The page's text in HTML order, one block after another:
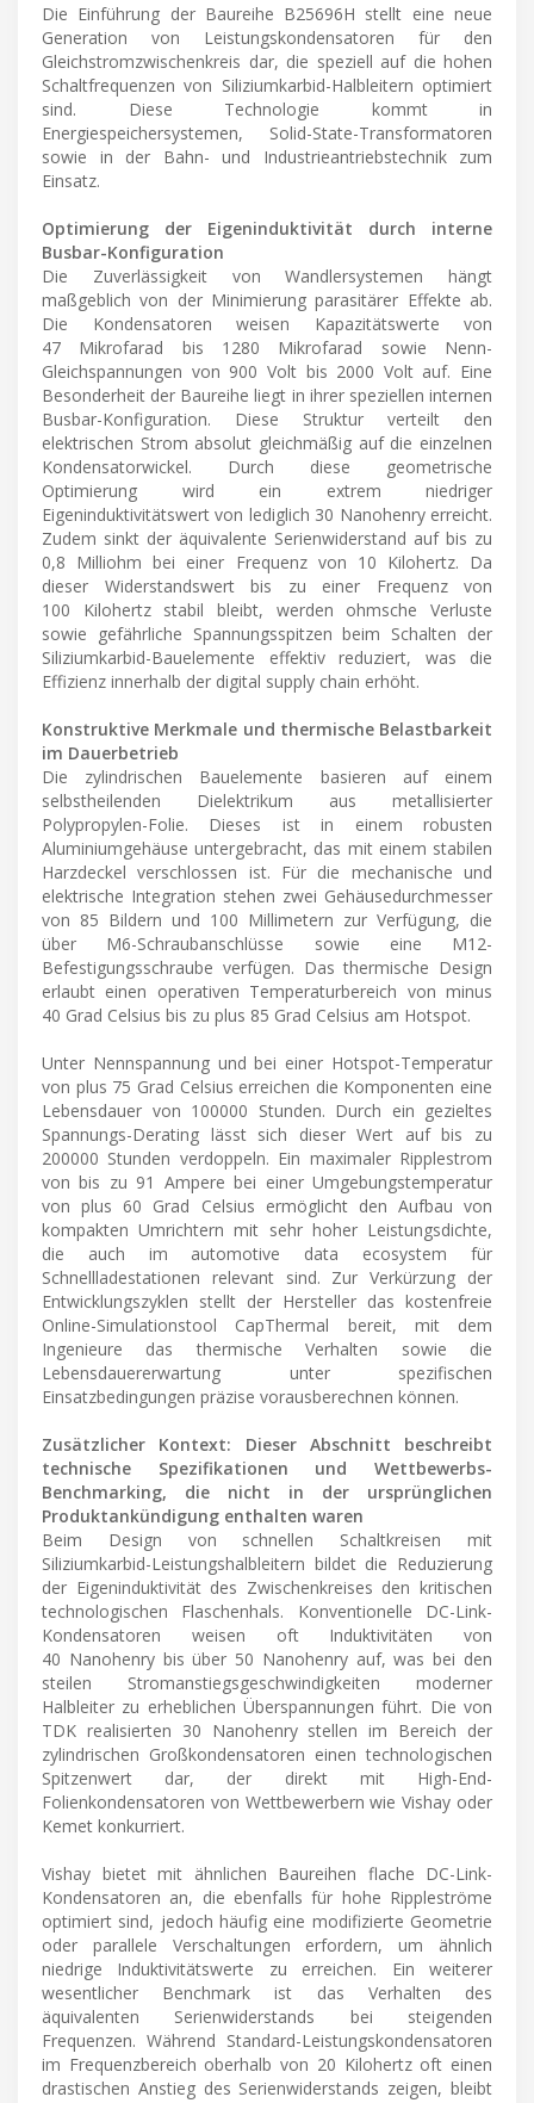
Die Einführung der Baureihe B25696H stellt eine neue
Generation von Leistungskondensatoren für den
Gleichstromzwischenkreis dar, die speziell auf die hohen
Schaltfrequenzen von Siliziumkarbid-Halbleitern optimiert
sind. Diese Technologie kommt in
Energiespeichersystemen, Solid-State-Transformatoren
sowie in der Bahn- und Industrieantriebstechnik zum
Einsatz.
Optimierung der Eigeninduktivität durch interne
Busbar-Konfiguration
Die Zuverlässigkeit von Wandlersystemen hängt
maßgeblich von der Minimierung parasitärer Effekte ab.
Die Kondensatoren weisen Kapazitätswerte von
47 Mikrofarad bis 1280 Mikrofarad sowie Nenn-
Gleichspannungen von 900 Volt bis 2000 Volt auf. Eine
Besonderheit der Baureihe liegt in ihrer speziellen internen
Busbar-Konfiguration. Diese Struktur verteilt den
elektrischen Strom absolut gleichmäßig auf die einzelnen
Kondensatorwickel. Durch diese geometrische
Optimierung wird ein extrem niedriger
Eigeninduktivitätswert von lediglich 30 Nanohenry erreicht.
Zudem sinkt der äquivalente Serienwiderstand auf bis zu
0,8 Milliohm bei einer Frequenz von 10 Kilohertz. Da
dieser Widerstandswert bis zu einer Frequenz von
100 Kilohertz stabil bleibt, werden ohmsche Verluste
sowie gefährliche Spannungsspitzen beim Schalten der
Siliziumkarbid-Bauelemente effektiv reduziert, was die
Effizienz innerhalb der digital supply chain erhöht.
Konstruktive Merkmale und thermische Belastbarkeit
im Dauerbetrieb
Die zylindrischen Bauelemente basieren auf einem
selbstheilenden Dielektrikum aus metallisierter
Polypropylen-Folie. Dieses ist in einem robusten
Aluminiumgehäuse untergebracht, das mit einem stabilen
Harzdeckel verschlossen ist. Für die mechanische und
elektrische Integration stehen zwei Gehäusedurchmesser
von 85 Bildern und 100 Millimetern zur Verfügung, die
über M6-Schraubanschlüsse sowie eine M12-
Befestigungsschraube verfügen. Das thermische Design
erlaubt einen operativen Temperaturbereich von minus
40 Grad Celsius bis zu plus 85 Grad Celsius am Hotspot.
Unter Nennspannung und bei einer Hotspot-Temperatur
von plus 75 Grad Celsius erreichen die Komponenten eine
Lebensdauer von 100000 Stunden. Durch ein gezieltes
Spannungs-Derating lässt sich dieser Wert auf bis zu
200000 Stunden verdoppeln. Ein maximaler Ripplestrom
von bis zu 91 Ampere bei einer Umgebungstemperatur
von plus 60 Grad Celsius ermöglicht den Aufbau von
kompakten Umrichtern mit sehr hoher Leistungsdichte,
die auch im automotive data ecosystem für
Schnellladestationen relevant sind. Zur Verkürzung der
Entwicklungszyklen stellt der Hersteller das kostenfreie
Online-Simulationstool CapThermal bereit, mit dem
Ingenieure das thermische Verhalten sowie die
Lebensdauererwartung unter spezifischen
Einsatzbedingungen präzise vorausberechnen können.
Zusätzlicher Kontext: Dieser Abschnitt beschreibt
technische Spezifikationen und Wettbewerbs-
Benchmarking, die nicht in der ursprünglichen
Produktankündigung enthalten waren
Beim Design von schnellen Schaltkreisen mit
Siliziumkarbid-Leistungshalbleitern bildet die Reduzierung
der Eigeninduktivität des Zwischenkreises den kritischen
technologischen Flaschenhals. Konventionelle DC-Link-
Kondensatoren weisen oft Induktivitäten von
40 Nanohenry bis über 50 Nanohenry auf, was bei den
steilen Stromanstiegsgeschwindigkeiten moderner
Halbleiter zu erheblichen Überspannungen führt. Die von
TDK realisierten 30 Nanohenry stellen im Bereich der
zylindrischen Großkondensatoren einen technologischen
Spitzenwert dar, der direkt mit High-End-
Folienkondensatoren von Wettbewerbern wie Vishay oder
Kemet konkurriert.
Vishay bietet mit ähnlichen Baureihen flache DC-Link-
Kondensatoren an, die ebenfalls für hohe Rippleströme
optimiert sind, jedoch häufig eine modifizierte Geometrie
oder parallele Verschaltungen erfordern, um ähnlich
niedrige Induktivitätswerte zu erreichen. Ein weiterer
wesentlicher Benchmark ist das Verhalten des
äquivalenten Serienwiderstands bei steigenden
Frequenzen. Während Standard-Leistungskondensatoren
im Frequenzbereich oberhalb von 20 Kilohertz oft einen
drastischen Anstieg des Serienwiderstands zeigen, bleibt